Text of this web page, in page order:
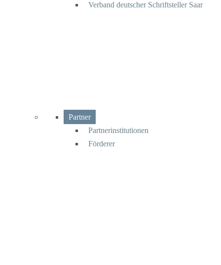
Verband deutscher Schriftsteller Saar
Partner
Partnerinstitutionen
Förderer